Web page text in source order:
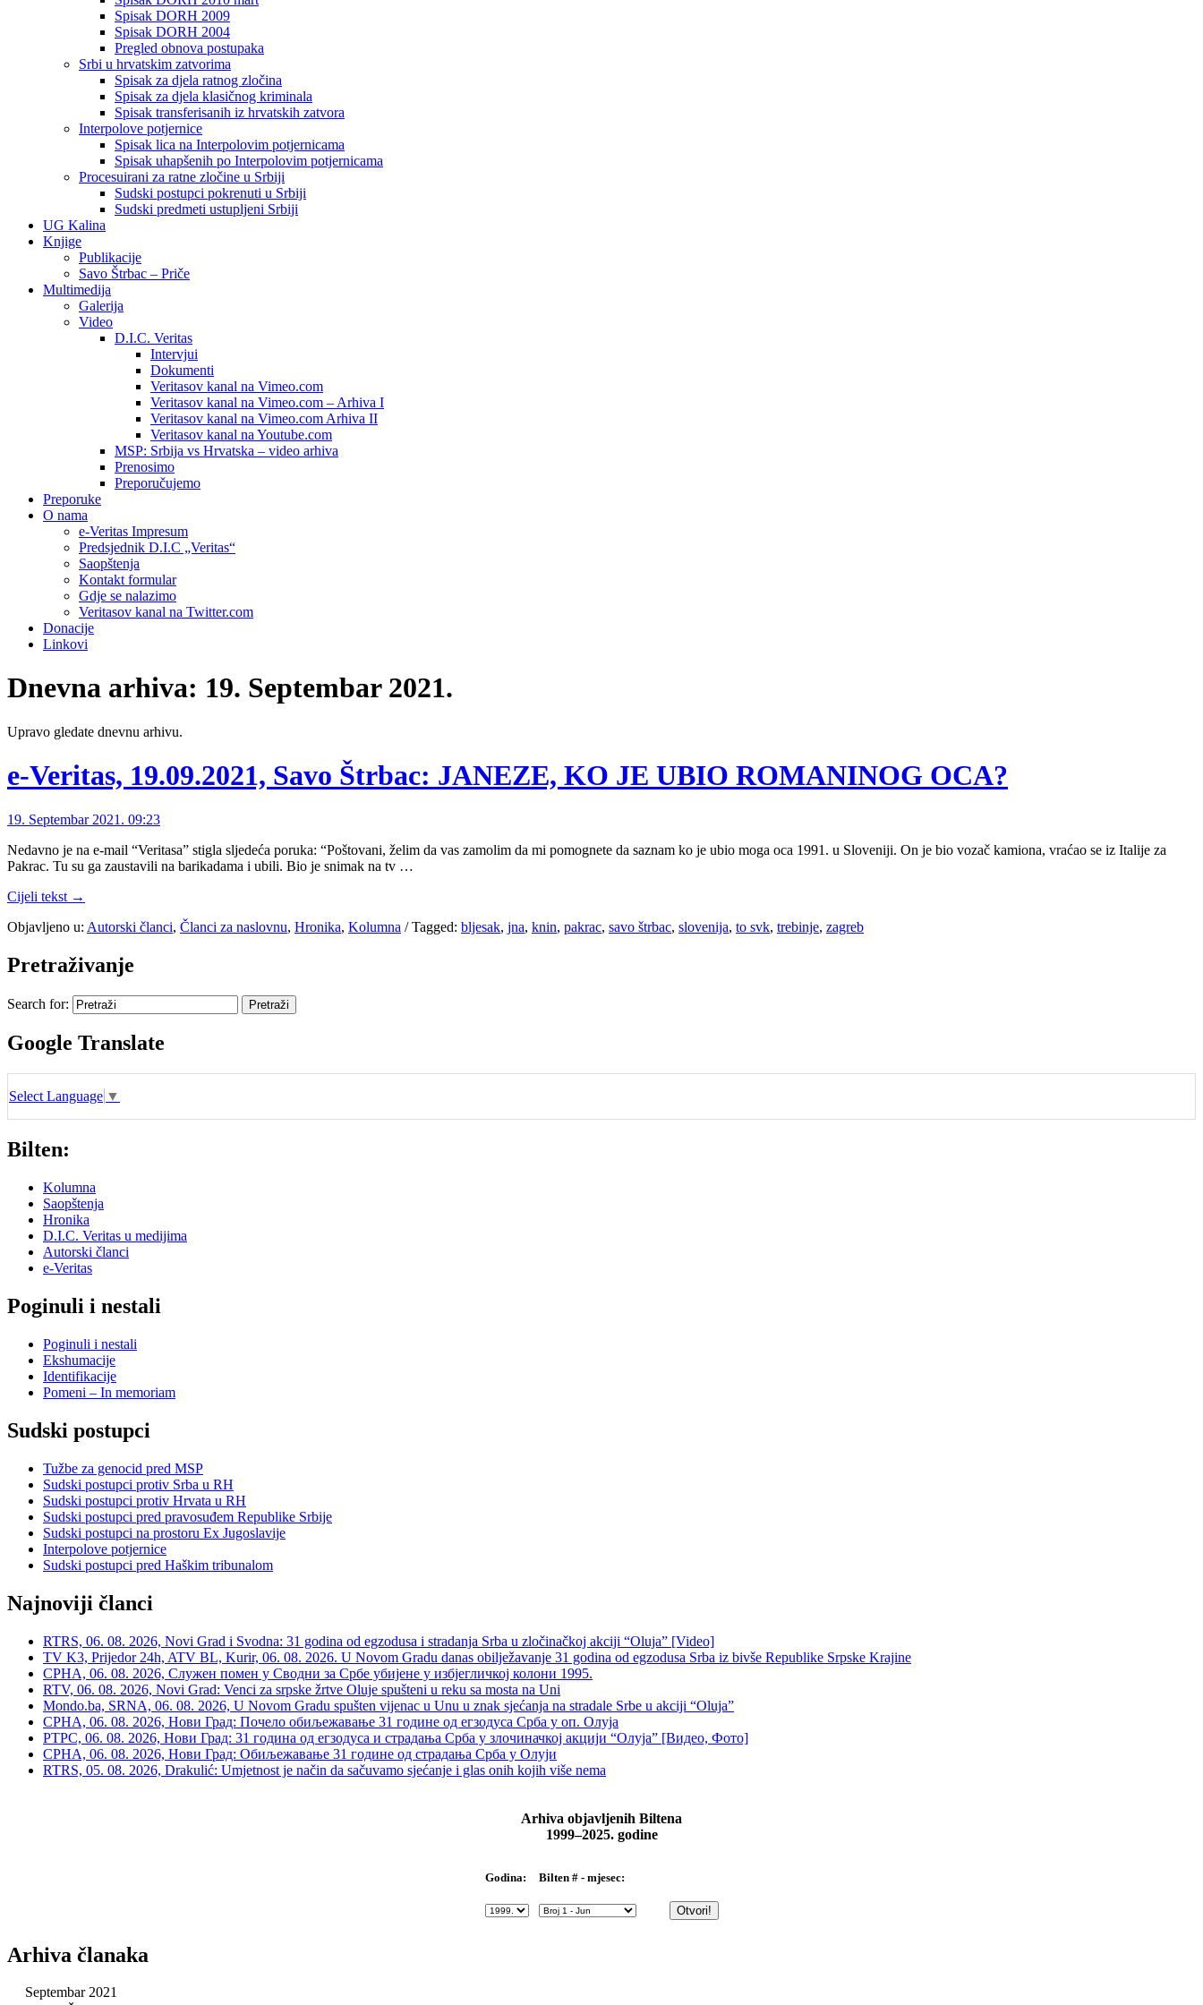
Spisak DORH 2009
Spisak DORH 2004
Pregled obnova postupaka
Srbi u hrvatskim zatvorima
Spisak za djela ratnog zločina
Spisak za djela klasičnog kriminala
Spisak transferisanih iz hrvatskih zatvora
Interpolove potjernice
Spisak lica na Interpolovim potjernicama
Spisak uhapšenih po Interpolovim potjernicama
Procesuirani za ratne zločine u Srbiji
Sudski postupci pokrenuti u Srbiji
Sudski predmeti ustupljeni Srbiji
UG Kalina
Knjige
Publikacije
Savo Štrbac – Priče
Multimedija
Galerija
Video
D.I.C. Veritas
Intervjui
Dokumenti
Veritasov kanal na Vimeo.com
Veritasov kanal na Vimeo.com – Arhiva I
Veritasov kanal na Vimeo.com Arhiva II
Veritasov kanal na Youtube.com
MSP: Srbija vs Hrvatska – video arhiva
Prenosimo
Preporučujemo
Preporuke
O nama
e-Veritas Impresum
Predsjednik D.I.C „Veritas“
Saopštenja
Kontakt formular
Gdje se nalazimo
Veritasov kanal na Twitter.com
Donacije
Linkovi
Dnevna arhiva: 19. Septembar 2021.
Upravo gledate dnevnu arhivu.
e-Veritas, 19.09.2021, Savo Štrbac: JANEZE, KO JE UBIO ROMANINOG OCA?
19. Septembar 2021. 09:23
Nedavno je na e-mail “Veritasa” stigla sljedeća poruka: “Poštovani, želim da vas zamolim da mi pomognete da saznam ko je ubio moga oca 1991. u Sloveniji. On je bio vozač kamiona, vraćao se iz Italije za
Pakrac. Tu su ga zaustavili na barikadama i ubili. Bio je snimak na tv …
Cijeli tekst →
Objavljeno u: Autorski članci, Članci za naslovnu, Hronika, Kolumna /Tagged: bljesak, jna, knin, pakrac, savo štrbac, slovenija, to svk, trebinje, zagreb
Pretraživanje
Search for:
Google Translate
Select Language ▼
Bilten:
Kolumna
Saopštenja
Hronika
D.I.C. Veritas u medijima
Autorski članci
e-Veritas
Poginuli i nestali
Poginuli i nestali
Ekshumacije
Identifikacije
Pomeni – In memoriam
Sudski postupci
Tužbe za genocid pred MSP
Sudski postupci protiv Srba u RH
Sudski postupci protiv Hrvata u RH
Sudski postupci pred pravosuđem Republike Srbije
Sudski postupci na prostoru Ex Jugoslavije
Interpolove potjernice
Sudski postupci pred Haškim tribunalom
Najnoviji članci
RTRS, 06. 08. 2026, Novi Grad i Svodna: 31 godina od egzodusa i stradanja Srba u zločinačkoj akciji “Oluja” [Video]
TV K3, Prijedor 24h, ATV BL, Kurir, 06. 08. 2026. U Novom Gradu danas obilježavanje 31 godina od egzodusa Srba iz bivše Republike Srpske Krajine
СРНА, 06. 08. 2026, Служен помен у Сводни за Србе убијене у избјегличкој колони 1995.
RTV, 06. 08. 2026, Novi Grad: Venci za srpske žrtve Oluje spušteni u reku sa mosta na Uni
Mondo.ba, SRNA, 06. 08. 2026, U Novom Gradu spušten vijenac u Unu u znak sjećanja na stradale Srbe u akciji “Oluja”
СРНА, 06. 08. 2026, Нови Град: Почело обиљежавање 31 године од егзодуса Срба у оп. Олуја
РТРС, 06. 08. 2026, Нови Град: 31 година од егзодуса и страдања Срба у злочиначкој акцији “Олуја” [Видео, Фото]
СРНА, 06. 08. 2026, Нови Град: Обиљежавање 31 године од страдања Срба у Олуји
RTRS, 05. 08. 2026, Drakulić: Umjetnost je način da sačuvamo sjećanje i glas onih kojih više nema
Arhiva objavljenih Biltena
1999–2025. godine
Godina: Bilten # - mjesec:
Arhiva članaka
Septembar 2021